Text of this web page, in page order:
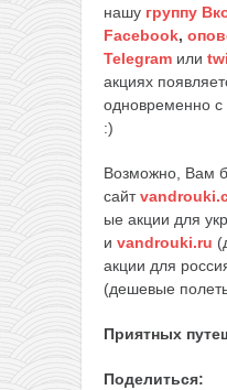
нашу группу
Facebook,
Telegram или
акциях
одновременно с
:)
Возможно, Вам
сайт
ые акции для
и vandrouki.ru
акции для
(дешевые
Приятных
Поделиться: